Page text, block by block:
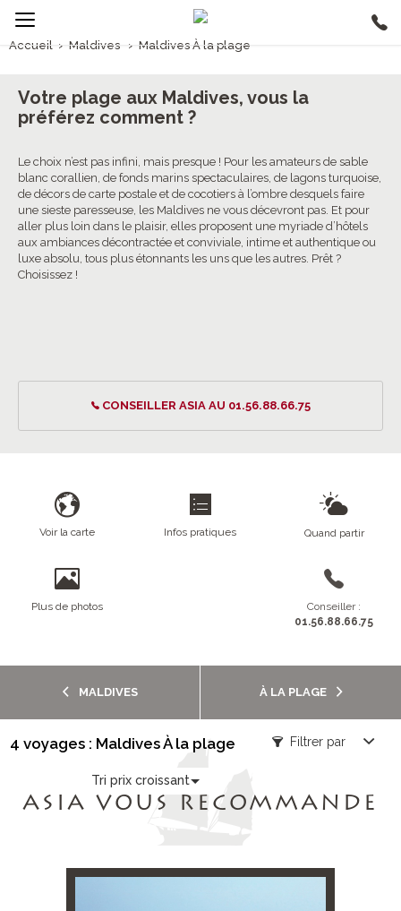
Accueil › Maldives › Maldives À la plage
Maldives À la plage
Votre plage aux Maldives, vous la
préférez comment ?
Le choix n’est pas infini, mais presque ! Pour les amateurs de sable
blanc corallien, de fonds marins spectaculaires, de lagons turquoise,
de décors de carte postale et de cocotiers à l’ombre desquels faire
une sieste paresseuse, les Maldives ne vous décevront pas. Et pour
aller plus loin dans le plaisir, elles proposent une myriade d’hôtels
aux ambiances décontractée et conviviale, intime et authentique ou
luxe absolu, tous plus étonnants les uns que les autres. Prêt ?
Choisissez !
CONSEILLER ASIA AU 01.56.88.66.75
Voir la carte Infos pratiques Quand partir
Plus de photos
Conseiller :
01.56.88.66.75
MALDIVES À LA PLAGE
4 voyages : Maldives À la plage
Tri prix croissant
Filtrer par
ASIA VOUS RECOMMANDE